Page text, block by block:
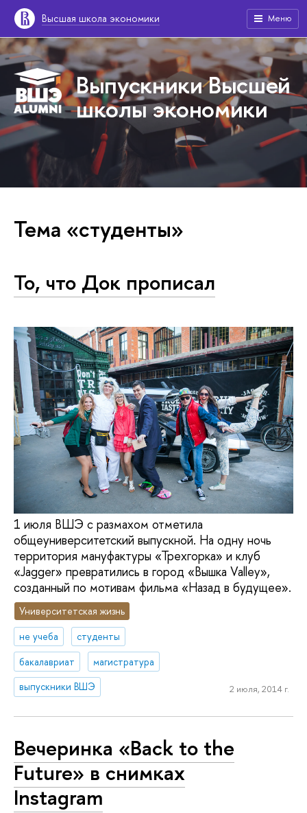
Высшая школа экономики Меню
Выпускники Высшей
школы экономики
Тема «студенты»
То, что Док прописал
1 июля ВШЭ с размахом отметила
общеуниверситетский выпускной. На одну ночь
территория мануфактуры «Трехгорка» и клуб
«Jagger» превратились в город «Вышка Valley»,
созданный по мотивам фильма «Назад в будущее».
Университетская жизнь
не учеба
студенты
бакалавриат
магистратура
выпускники ВШЭ
2 июля, 2014 г.
Вечеринка «Back to the
Future» в снимках
Instagram